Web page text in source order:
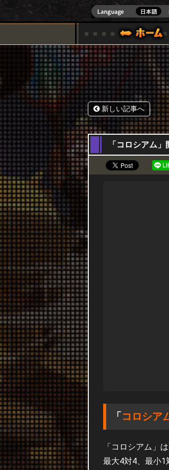
)公式サイト [ XBOX 360,XBOX ONE VER.]
ゲームガイド
スペシャル｜HAPPY WARS(ハッピーウォ
サポー
新しい記事へ
30,09,2021
「コロシアム
「 コロシア
「コロシアム」は
最大4対4、最小1